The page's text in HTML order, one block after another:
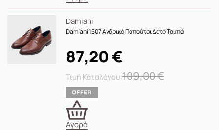
Damiani
Damiani 1507 Ανδρικό Παπούτσι Δετό Ταμπά
109,00€
87,20 €
Αγορά